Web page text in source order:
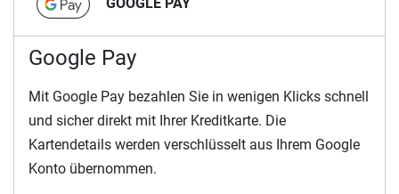
Google Pay
Mit Google Pay bezahlen Sie in wenigen Klicks schnell
und sicher direkt mit Ihrer Kreditkarte. Die
Kartendetails werden verschlüsselt aus Ihrem Google
Konto übernommen.